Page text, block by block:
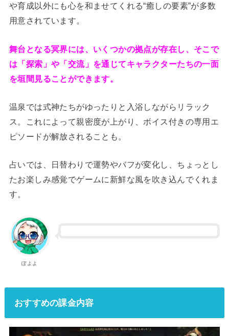
や育成以外にも心を和ませてくれる“癒しの要素”が多数
用意されています。
舞台となる冥界には、いくつかの拠点が存在し、そこで
は「探索」や「交流」を通じてキャラクターたちの一面
を垣間見ることができます。
温泉では式神たちがゆったりと入浴しながらリラック
ス。これによって親密度が上がり、ボイス付きの専用エ
ピソードが解放されることも。
占いでは、日替わりで運勢やバフが変化し、ちょっとし
たお楽しみ感覚でゲームに新鮮な風を吹き込んでくれま
す。
ぽよよ
おすすめの課金内容